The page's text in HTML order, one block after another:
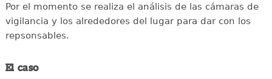
Por el momento se realiza el análisis de las cámaras de
vigilancia y los alrededores del lugar para dar con los
repsonsables.
El caso